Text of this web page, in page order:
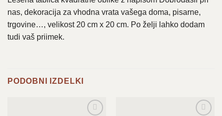
nas, dekoracija za vhodna vrata vašega doma, pisarne,
trgovine…, velikost 20 cm x 20 cm. Po želji lahko dodam
tudi vaš priimek.
PODOBNI IZDELKI